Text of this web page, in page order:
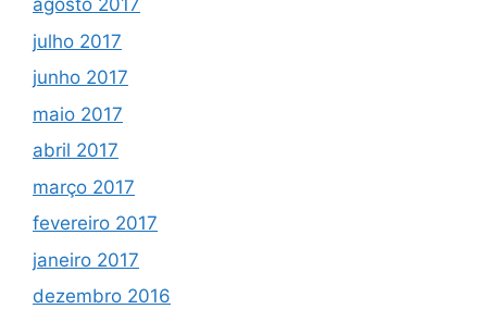
agosto 2017
julho 2017
junho 2017
maio 2017
abril 2017
março 2017
fevereiro 2017
janeiro 2017
dezembro 2016